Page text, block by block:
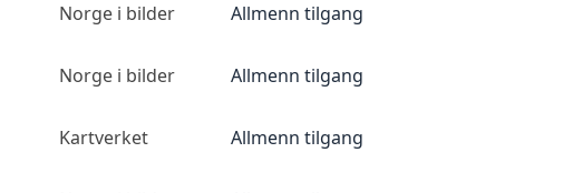
Norge i bilder Allmenn tilgang
Norge i bilder Allmenn tilgang
Kartverket Allmenn tilgang